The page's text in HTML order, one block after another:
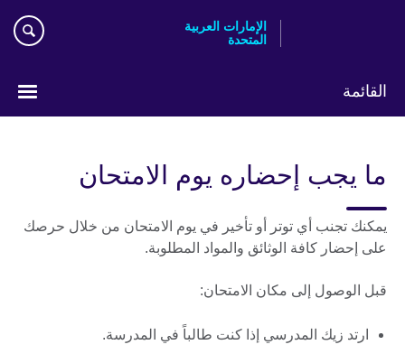
الإمارات العربية
المتحدة
القائمة
ما يجب إحضاره يوم الامتحان
يمكنك تجنب أي توتر أو تأخير في يوم الامتحان من خلال حرصك
على إحضار كافة الوثائق والمواد المطلوبة.
قبل الوصول إلى مكان الامتحان:
ارتد زيك المدرسي إذا كنت طالباً في المدرسة.